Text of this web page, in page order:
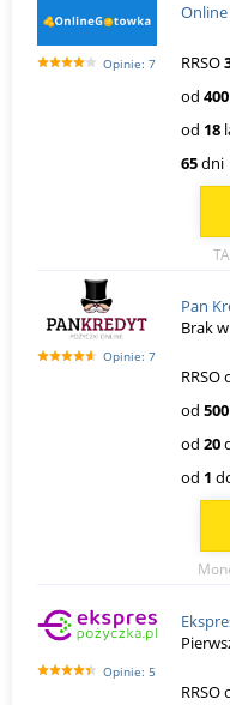
Opinie: 7 RRSO
od 400
od 18
65dni
Opinie: 7
Pan
Brak
RRSO
od 500
od 20
od 1
Opinie: 5
RRSO